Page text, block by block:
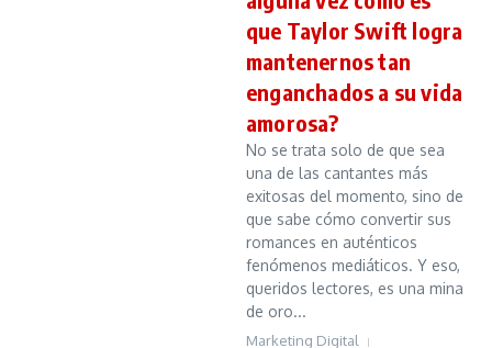
que Taylor Swift logra
mantenernos tan
enganchados a su vida
amorosa?
No se trata solo de que sea
una de las cantantes más
exitosas del momento, sino de
que sabe cómo convertir sus
romances en auténticos
fenómenos mediáticos. Y eso,
queridos lectores, es una mina
de oro...
Marketing Digital